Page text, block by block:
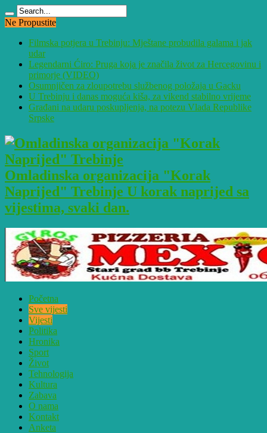
Ne Propustite
Filmska potjera u Trebinju: Mještane probudila galama i jak
udar
Legendarni Ćiro: Pruga koja je značila život za Hercegovinu i
primorje (VIDEO)
Osumnjičen za zloupotrebu službenog položaja u Gacku
U Trebinju i danas moguća kiša, za vikend stabilno vrijeme
Građani na udaru poskupljenja, na potezu Vlada Republike
Srpske
Omladinska organizacija "Korak
Naprijed" Trebinje U korak naprijed sa
vijestima, svaki dan.
Početna
Sve vijesti
Vijesti
Politika
Hronika
Sport
Život
Tehnologija
Kultura
Zabava
O nama
Kontakt
Anketa